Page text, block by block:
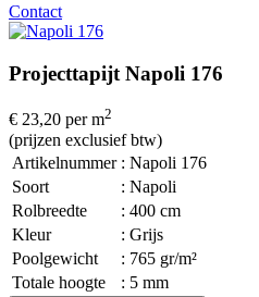
Contact
Projecttapijt Napoli 176
€ 23,20 per m2
(prijzen exclusief btw)
Artikelnummer : Napoli 176
Soort
: Napoli
Rolbreedte
: 400 cm
Kleur
: Grijs
Poolgewicht
: 765 gr/m²
Totale hoogte
: 5 mm